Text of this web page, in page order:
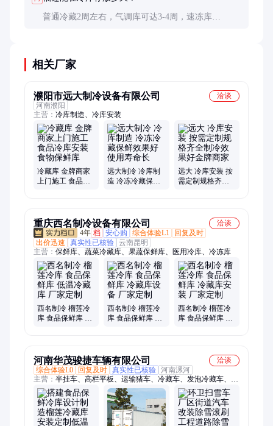
普通冷藏2周左右，气调库可达3-4周，速冻库
相关厂家
濮阳市远大制冷设备有限公司
洽谈
河南濮阳
主营： 冷库制造、冷库安装
冷藏库 金牌商家
上门施工 食品冷
远大制冷 冷库制
造 冷冻冷藏保鲜
远大 冷库安装 按
需定制规格齐全
重庆西名制冷设备有限公司
洽谈
4年 档 安心购 综合体验L1
回复及时
出价迅速
真实性已核验 云南昆明
主营： 保鲜库、蔬菜冷藏库、果蔬保鲜库、医用冷库、冷冻库
西名制冷 榴莲冷
库 食品保鲜库 低
西名制冷 榴莲冷
库 食品保鲜库 冷
西名制冷 榴莲冷
库 食品保鲜库 冷
河南华茂骏捷车辆有限公司
洽谈
综合体验L0
回复及时 真实性已核验 河南漯河
主营： 半挂车、高栏平板、运输猪车、冷藏车、发泡冷藏车、
4.2米冷藏车、大型冷藏车、6.8米冷藏车、9.6米冷藏车、电动三
轮车、鸡苗运输车、雏禽运输车、小型冷链物流运输车、自卸半
挂车、新能源货车、福田奥铃、陕汽重卡、奥铃速运、奥铃捷运